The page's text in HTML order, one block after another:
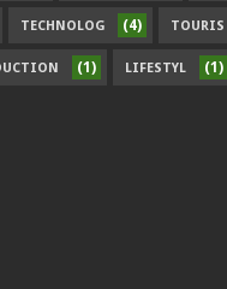
TECHNOLOG (4) TOURIS
(1) LIFESTYL (1)